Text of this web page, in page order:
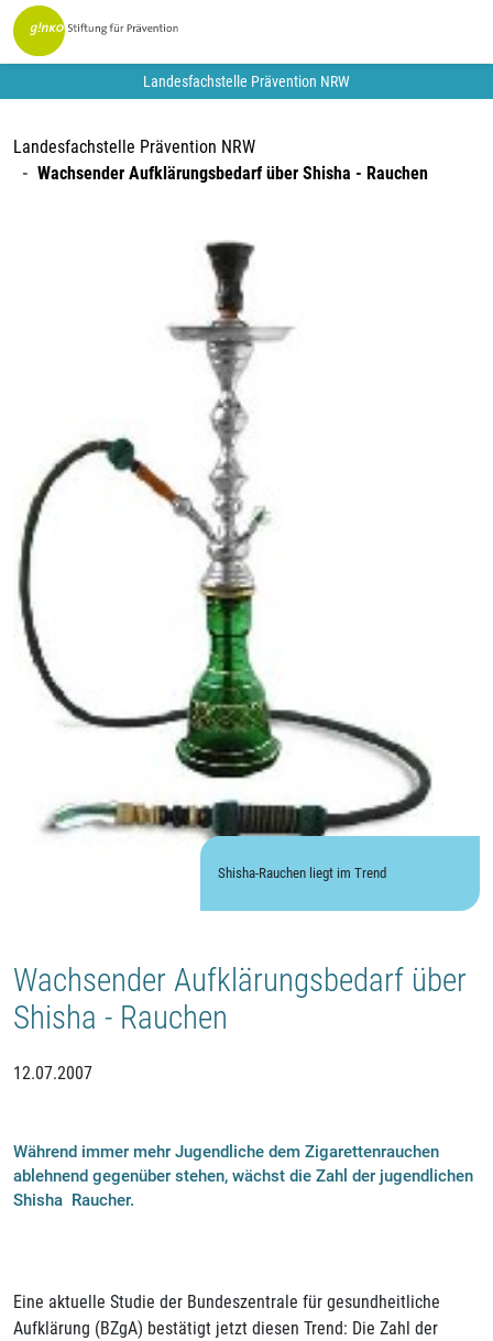
Landesfachstelle Prävention NRW
Landesfachstelle Prävention NRW
Wachsender Aufklärungsbedarf über Shisha - Rauchen
Shisha-Rauchen liegt im Trend
Wachsender Aufklärungsbedarf über
Shisha - Rauchen
12.07.2007
Während immer mehr Jugendliche dem Zigarettenrauchen
ablehnend gegenüber stehen, wächst die Zahl der jugendlichen
Shisha  Raucher.
Eine aktuelle Studie der Bundeszentrale für gesundheitliche
Aufklärung (BZgA) bestätigt jetzt diesen Trend: Die Zahl der